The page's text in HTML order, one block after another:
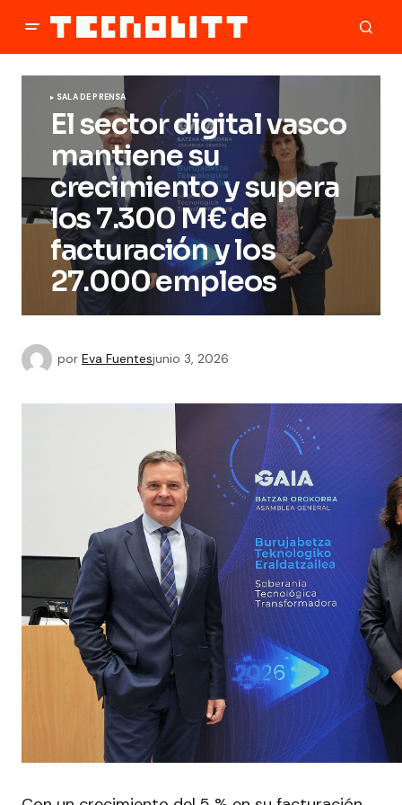
SALA DE PRENSA
El sector digital vasco
mantiene su
crecimiento y supera
los 7.300 M€ de
facturación y los
27.000 empleos
por Eva Fuentesjunio 3, 2026